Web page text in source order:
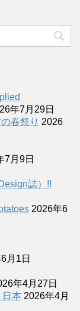
年7月29日
春祭り 2026
7月9日
誌）!!
2026年6
月1日
年4月27日
日本 2026年4月